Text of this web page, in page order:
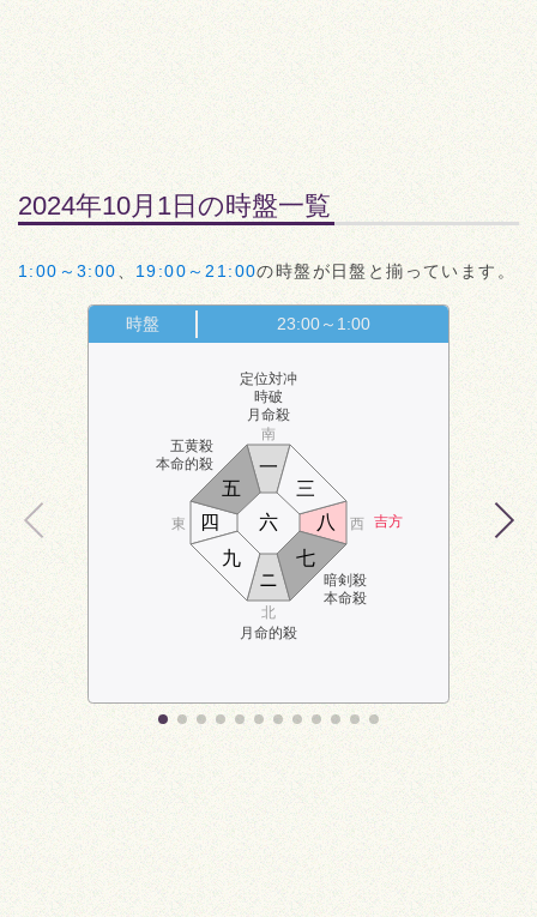
2024年10月1日の時盤一覧
1:00～3:00 19:00～21:00の時盤が日盤と揃っています。
時盤 23:00～1:00
五黄殺
本命的殺
定位対冲
時破
月命殺
吉方
月命的殺
暗剣殺
本命殺
南
北
東 西
ニ
三
四
五
六
七
八
九
一